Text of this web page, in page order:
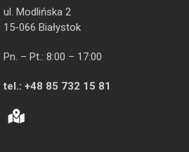
ul. Modlińska 2
15-066 Białystok
Pn. – Pt.: 8:00 – 17:00
tel.: +48 85 732 15 81